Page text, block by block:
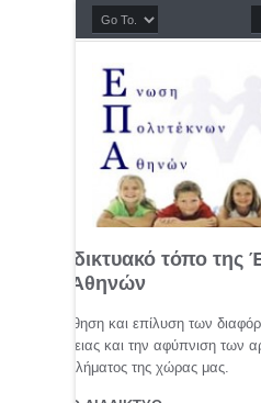
διαδικτυακό τόπο της
Αθηνών
προώθηση και επίλυση των
οικογένειας και την αφύπνιση των
προβλήματος της χώρας μας.